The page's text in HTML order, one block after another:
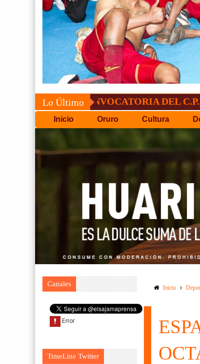
Lo Último
CONVOCATORIA DEL C.P.D.O.
Inicio Oruro Cultura
Canales
TimeLine Twitter
Inicio